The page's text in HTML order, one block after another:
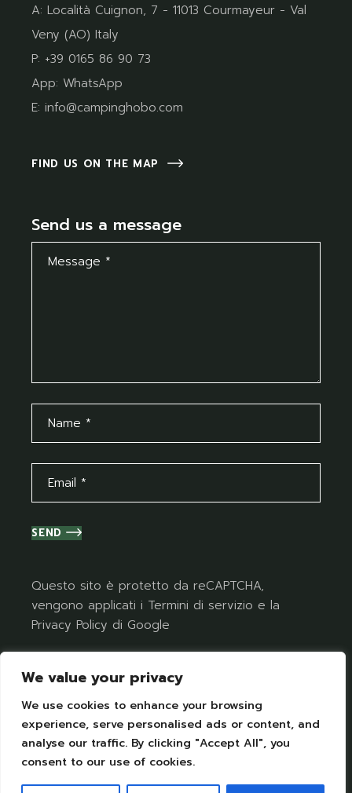
We value your privacy
We use cookies to enhance your browsing
experience, serve personalised ads or content, and
analyse our traffic. By clicking "Accept All", you
consent to our use of cookies.
A:Località Cuignon, 7 - 11013 Courmayeur - Val
Veny (AO) Italy
P: +39 0165 86 90 73
App: WhatsApp
E:info@campinghobo.com
FIND US ON THE MAP
Send us a message
SEND
Questo sito è protetto da reCAPTCHA,
vengono applicati i Termini di servizio e la
Privacy Policy di Google
Terms of UseIPrivacy Policy